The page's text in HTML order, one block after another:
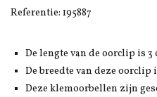
Referentie: 195887
De lengte van de oorclip is 3
De breedte van deze oorclip
Deze klemoorbellen zijn